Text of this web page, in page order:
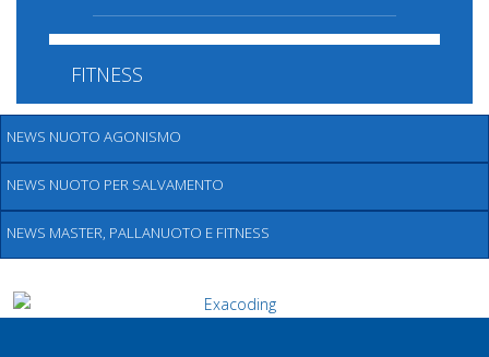
FITNESS
NEWS NUOTO AGONISMO
NEWS NUOTO PER SALVAMENTO
NEWS MASTER, PALLANUOTO E FITNESS